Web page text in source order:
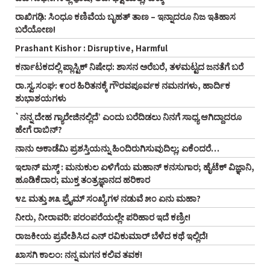
ರಾಖಿಗಢಿ: ಸಿಂಧೂ ಕಣಿವೆಯ ಬೃಹತ್ ತಾಣ – ಇನ್ನಾದರೂ ನಿಜ ಇತಿಹಾಸ
ಬರೆಯೋಣ!
Prashant Kishor : Disruptive, Harmful
ಕರ್ನಾಟಕದಲ್ಲಿ ಪ್ಲಾಸ್ಟಿಕ್‌ ನಿಷೇಧ: ಶಾಸನ ಅರೆಬರೆ, ತಳಮಟ್ಟದ ಜನತೆಗೆ ಬರೆ
ರಾ.ಸ್ವ.ಸಂಘ: ೯೦ರ ಹಿರಿತನಕ್ಕೆ ಗೌರವಪೂರ್ವಕ ನಮನಗಳು, ಹಾರ್ದಿಕ
ಶುಭಾಶಯಗಳು
`ನನ್ನ ದೇಹ ಗ್ಯಾರೇಜಿನಲ್ಲಿದೆ’ ಎಂದು ಬರೆದಿಡಲು ನಿನಗೆ ಸಾಧ್ಯ ಆಗಿದ್ದಾದರೂ
ಹೇಗೆ ರಾಬಿನ್‌?
ನಾನು ಅಕಾಡೆಮಿ ಪ್ರಶಸ್ತಿಯನ್ನು ಹಿಂದಿರುಗಿಸುವುದಿಲ್ಲ; ಏಕೆಂದರೆ…
ಇಲಾನ್ ಮಸ್ಕ್ : ಮನುಕುಲ ಏಳಿಗೆಯ ಮಹಾನ್ ಕನಸುಗಾರ; ಹೈಟೆಕ್ ವಿಜ್ಞಾನಿ,
ಹೂಡಿಕೆದಾರ; ಮುಕ್ತ ತಂತ್ರಜ್ಞಾನದ ಹರಿಕಾರ
೪೭ ಮತ್ತು ೫೩ ಪ್ರೈಮ್‌ ಸಂಖ್ಯೆಗಳ ನಡುವೆ ೫೦ ಏನು ಮಹಾ?
ನೀರು, ನೀರಾವರಿ: ಪರಂಪರೆಯಲ್ಲೇ ಪರಿಹಾರ ಇದೆ ಕಣ್ರೀ!
ರಾಜಕೀಯ ಪ್ರವೇಶಿಸಿದ ಎನ್‌ ರವಿಕುಮಾರ್‌ ಬೆಳೆದ ಕಥೆ ಇಲ್ಲಿದೆ!
ಖಾಸಗಿ ಕಾಲಂ: ನನ್ನ ಮಗನ ಕಲಿವ ತವಕ!